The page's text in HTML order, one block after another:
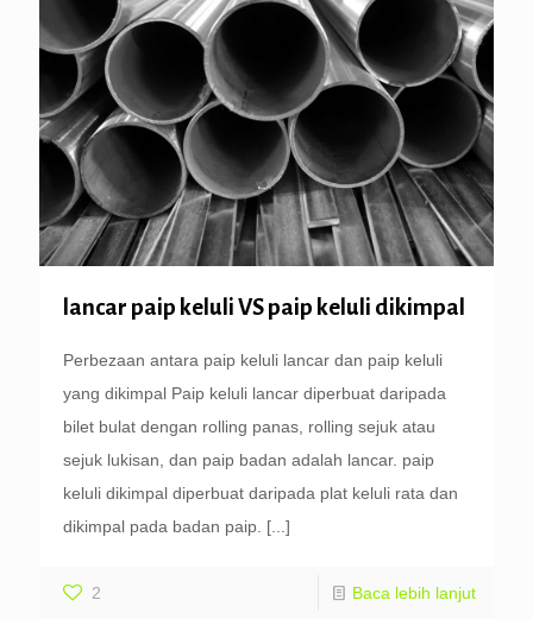
lancar paip keluli VS paip keluli dikimpal
Perbezaan antara paip keluli lancar dan paip keluli
yang dikimpal Paip keluli lancar diperbuat daripada
bilet bulat dengan rolling panas, rolling sejuk atau
sejuk lukisan, dan paip badan adalah lancar. paip
keluli dikimpal diperbuat daripada plat keluli rata dan
dikimpal pada badan paip. [...]
2 Baca lebih lanjut